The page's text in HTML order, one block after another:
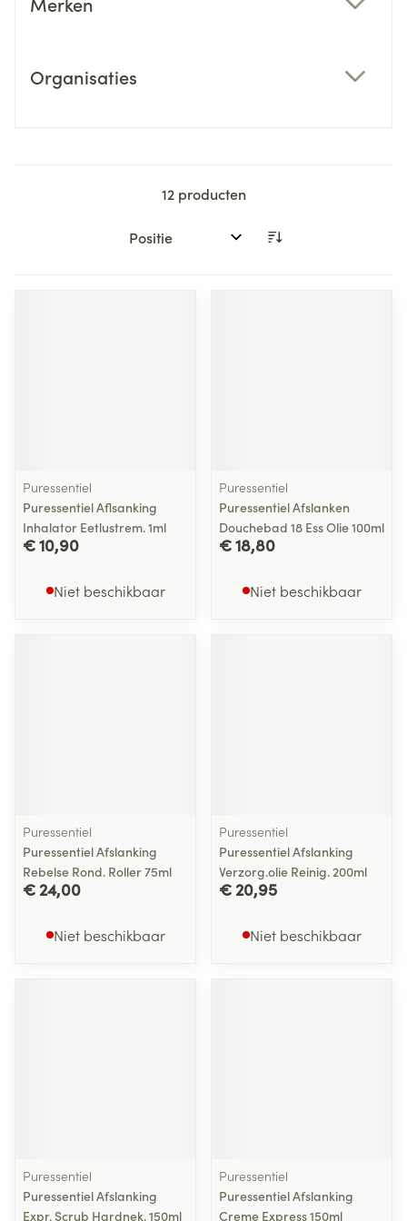
Organisaties
12producten
Sorteer op:
Puressentiel
Puressentiel Aflsanking
Inhalator Eetlustrem. 1ml
€ 10,90
Niet beschikbaar
Puressentiel
Puressentiel Afslanken
Douchebad 18 Ess Olie 100ml
€ 18,80
Niet beschikbaar
Puressentiel
Puressentiel Afslanking
Rebelse Rond. Roller 75ml
€ 24,00
Niet beschikbaar
Puressentiel
Puressentiel Afslanking
Verzorg.olie Reinig. 200ml
€ 20,95
Niet beschikbaar
Puressentiel
Puressentiel Afslanking
Expr. Scrub Hardnek. 150ml
Puressentiel
Puressentiel Afslanking
Creme Express 150ml